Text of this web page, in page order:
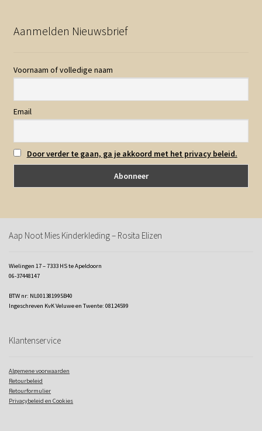
Aanmelden Nieuwsbrief
Voornaam of volledige naam
Email
Door verder te gaan, ga je akkoord met het privacy beleid.
Aap Noot Mies Kinderkleding – Rosita Elizen
Wielingen 17 – 7333 HS te Apeldoorn
06-37448147
BTW nr: NL001381995B40
Ingeschreven KvK Veluwe en Twente: 08124599
Klantenservice
Algemene voorwaarden
Retourbeleid
Retourformulier
Privacybeleid en Cookies